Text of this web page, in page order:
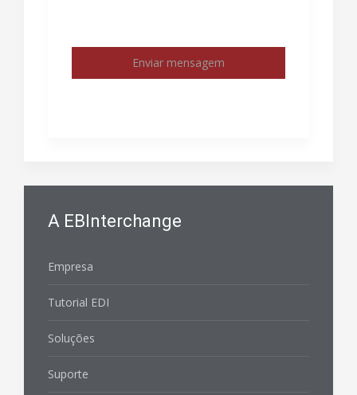
A EBInterchange
Empresa
Tutorial EDI
Soluções
Suporte